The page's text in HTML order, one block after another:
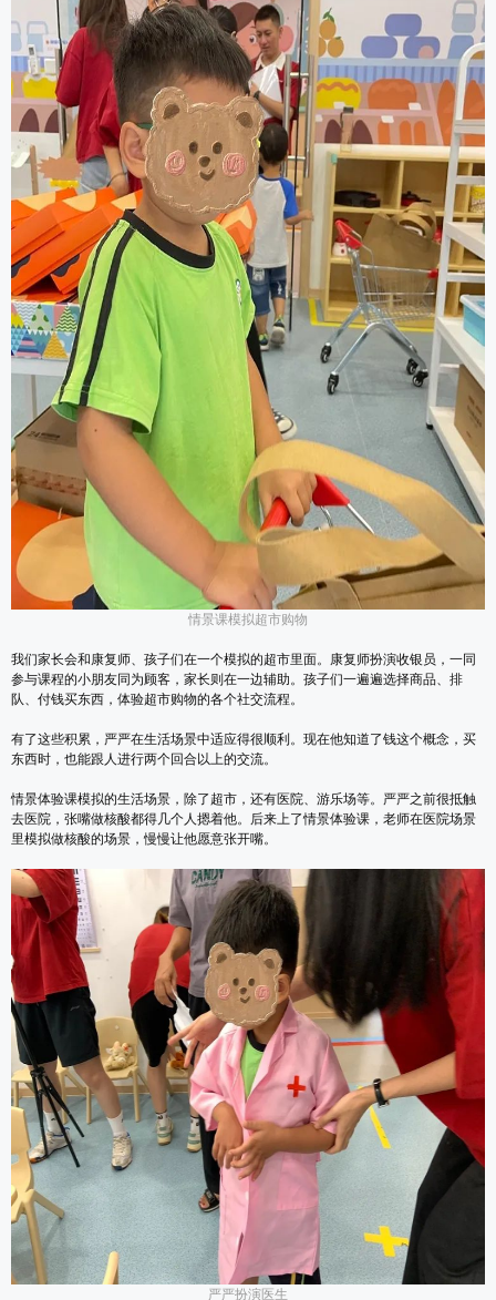
情景课模拟超市购物
我们家长会和康复师、孩子们在一个模拟的超市里面。康复师扮演收银员，一同
参与课程的小朋友同为顾客，家长则在一边辅助。孩子们一遍遍选择商品、排
队、付钱买东西，体验超市购物的各个社交流程。
有了这些积累，严严在生活场景中适应得很顺利。现在他知道了钱这个概念，买
东西时，也能跟人进行两个回合以上的交流。
情景体验课模拟的生活场景，除了超市，还有医院、游乐场等。严严之前很抵触
去医院，张嘴做核酸都得几个人摁着他。后来上了情景体验课，老师在医院场景
里模拟做核酸的场景，慢慢让他愿意张开嘴。
严严扮演医生